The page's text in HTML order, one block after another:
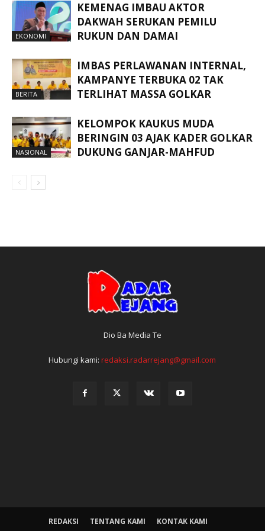
EKONOMI
KEMENAG IMBAU AKTOR
DAKWAH SERUKAN PEMILU
RUKUN DAN DAMAI
BERITA
IMBAS PERLAWANAN INTERNAL,
KAMPANYE TERBUKA 02 TAK
TERLIHAT MASSA GOLKAR
NASIONAL
KELOMPOK KAUKUS MUDA
BERINGIN 03 AJAK KADER GOLKAR
DUKUNG GANJAR-MAHFUD
Dio Ba Media Te
Hubungi kami:redaksi.radarrejang@gmail.com
REDAKSI TENTANG KAMI
KONTAK KAMI